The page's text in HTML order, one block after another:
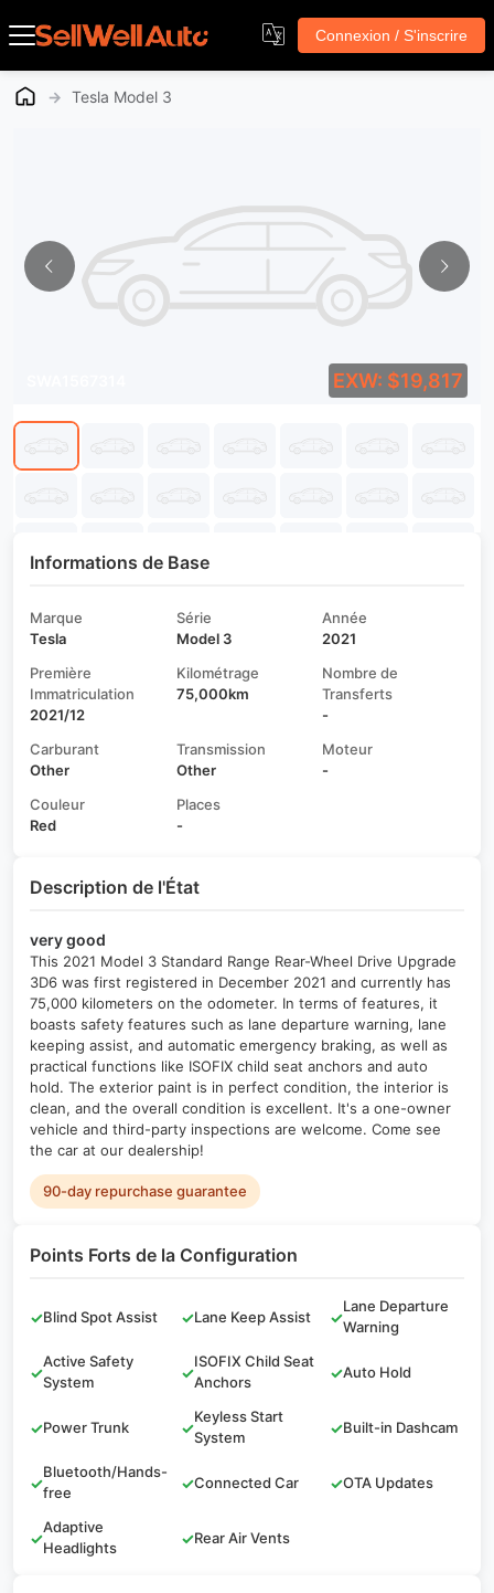
Connexion / S'inscrire
→ Tesla Model 3
EXW: $19,817
Informations de Base
Marque
Tesla
Série
Model 3
Année
2021
Première
Immatriculation
2021/12
Kilométrage
75,000km
Nombre de
Transferts
-
Carburant
Other
Transmission
Other
Moteur
-
Couleur
Red
Places
-
Description de l'État
very good
This 2021 Model 3 Standard Range Rear-Wheel Drive Upgrade
3D6 was first registered in December 2021 and currently has
75,000 kilometers on the odometer. In terms of features, it
boasts safety features such as lane departure warning, lane
keeping assist, and automatic emergency braking, as well as
practical functions like ISOFIX child seat anchors and auto
hold. The exterior paint is in perfect condition, the interior is
clean, and the overall condition is excellent. It's a one-owner
vehicle and third-party inspections are welcome. Come see
the car at our dealership!
90-day repurchase guarantee
Points Forts de la Configuration
✓Blind Spot Assist ✓Lane Keep Assist ✓
Lane Departure
Warning
✓
Active Safety
System
✓
ISOFIX Child Seat
Anchors
✓Auto Hold
✓Power Trunk ✓
Keyless Start
System
✓Built-in Dashcam
✓
Bluetooth/Hands-
free
✓Connected Car ✓OTA Updates
✓
Adaptive
Headlights
✓Rear Air Vents